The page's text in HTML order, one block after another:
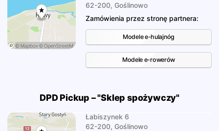
62-200, Goślinowo
Zamówienia przez stronę partnera:
Modele e-hulajnóg
Modele e-rowerów
DPD Pickup – "Sklep spożywczy"
Łabiszynek 6
62-200, Goślinowo